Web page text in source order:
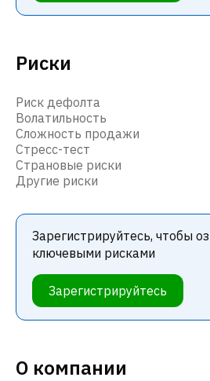
Риски
Риск дефолта
Волатильность
Сложность продажи
Стресс-тест
Страновые риски
Другие риски
Зарегистрируйтесь, чтобы
ключевыми рисками
Зарегистрируйтесь
О компании